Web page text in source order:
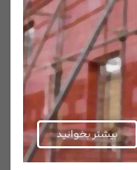
بیشتر بخوانید